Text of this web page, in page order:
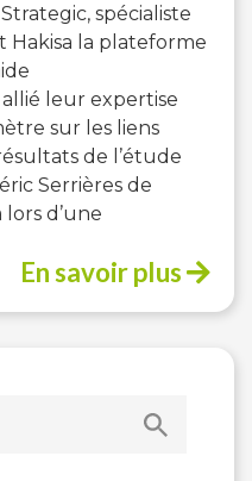
spécialiste
Hakisa la plateforme
leur expertise
sur les liens
de l’étude
Serrières de
d’une
En savoir plus